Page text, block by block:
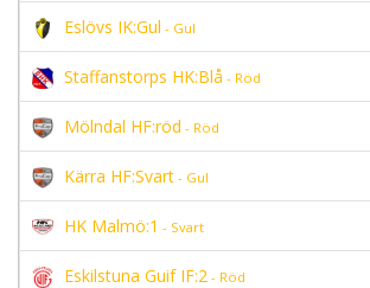
Eslövs IK:Gul - Gul
Staffanstorps HK:Blå - Röd
Mölndal HF:röd - Röd
Kärra HF:Svart - Gul
HK Malmö:1 - Svart
Eskilstuna Guif IF:2 - Röd